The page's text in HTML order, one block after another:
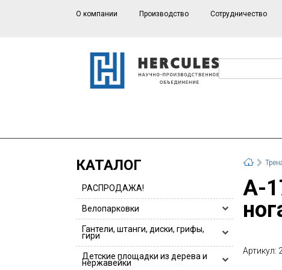
О компании Производство Сотрудничество
КАТАЛОГ
РАСПРОДАЖА!
Велопарковки
Велопарковки HERCULES
Велопарковки для 1 или 2 велосипедов
Велопарковки из нержавейки
Гантели, штанги, диски, грифы,
гири
Гантели, гантельные ряды
Детские площадки из дерева и
нержавейки
А-179g Гидравлический тренажер "Жим
Артикул: